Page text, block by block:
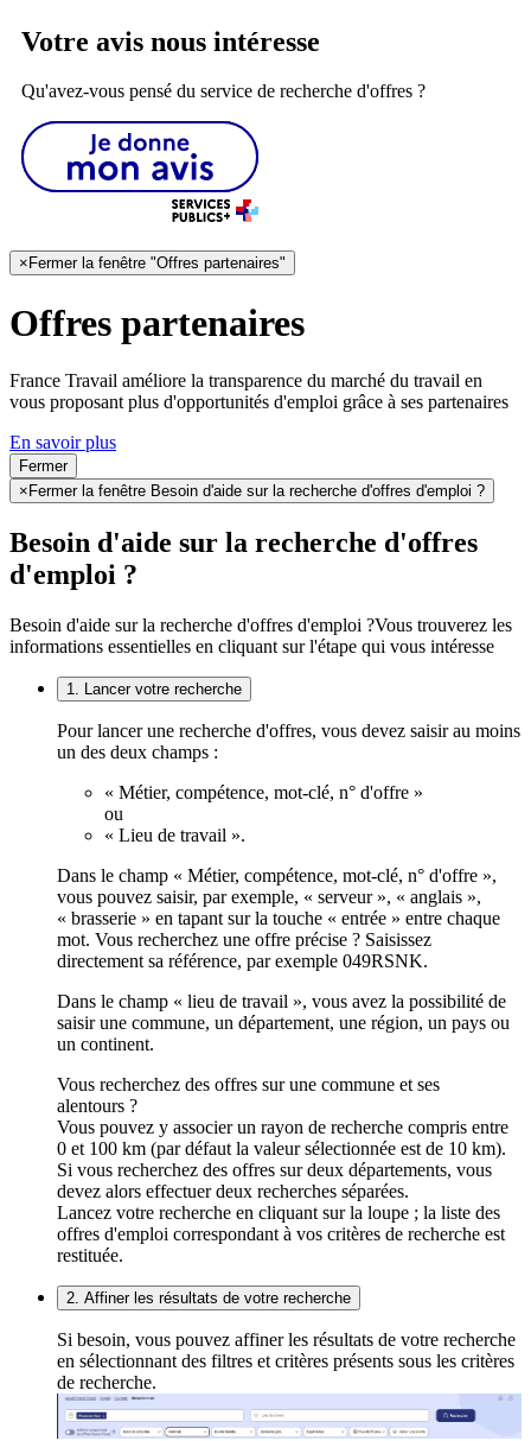
Votre avis nous intéresse
Qu'avez-vous pensé du service de recherche d'offres ?
× Fermer la fenêtre "Offres partenaires"
Offres partenaires
France Travail améliore la transparence du marché du travail en
vous proposant plus d'opportunités d'emploi grâce à ses partenaires
En savoir plus
Fermer
× Fermer la fenêtre Besoin d'aide sur la recherche d'offres d'emploi ?
Besoin d'aide sur la recherche d'offres
d'emploi ?
Besoin d'aide sur la recherche d'offres d'emploi ?Vous trouverez les
informations essentielles en cliquant sur l'étape qui vous intéresse
1. Lancer votre recherche
Pour lancer une recherche d'offres, vous devez saisir au moins
un des deux champs :
« Métier, compétence, mot-clé, n° d'offre »
ou
« Lieu de travail ».
Dans le champ « Métier, compétence, mot-clé, n° d'offre »,
vous pouvez saisir, par exemple, « serveur », « anglais »,
« brasserie » en tapant sur la touche « entrée » entre chaque
mot. Vous recherchez une offre précise ? Saisissez
directement sa référence, par exemple 049RSNK.
Dans le champ « lieu de travail », vous avez la possibilité de
saisir une commune, un département, une région, un pays ou
un continent.
Vous recherchez des offres sur une commune et ses
alentours ?
Vous pouvez y associer un rayon de recherche compris entre
0 et 100 km (par défaut la valeur sélectionnée est de 10 km).
Si vous recherchez des offres sur deux départements, vous
devez alors effectuer deux recherches séparées.
Lancez votre recherche en cliquant sur la loupe ; la liste des
offres d'emploi correspondant à vos critères de recherche est
restituée.
2. Affiner les résultats de votre recherche
Si besoin, vous pouvez affiner les résultats de votre recherche
en sélectionnant des filtres et critères présents sous les critères
de recherche.